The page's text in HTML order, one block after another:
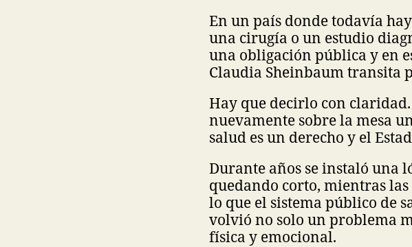
En un país donde todavía
una cirugía o un estudio
una obligación pública y en
Claudia Sheinbaum transita
Hay que decirlo con
nuevamente sobre la mesa
salud es un derecho y el
Durante años se instaló una
quedando corto, mientras
lo que el sistema público de
volvió no solo un problema
física y emocional.